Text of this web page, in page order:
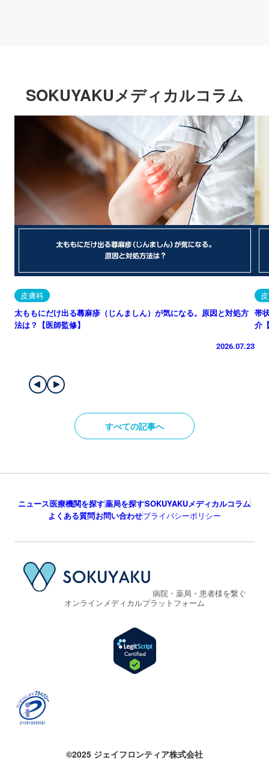
SOKUYAKUメディカルコラム
皮膚科
太ももにだけ出る蕁麻疹（じんましん）が気になる。原因と対処方
法は？【医師監修】
2026.07.23
帯
介
すべての記事へ
ニュース医療機関を探す薬局を探すSOKUYAKUメディカルコラム
よくある質問お問い合わせプライバシーポリシー
病院・薬局・患者様を繋ぐ
オンラインメディカルプラットフォーム
©2025 ジェイフロンティア株式会社